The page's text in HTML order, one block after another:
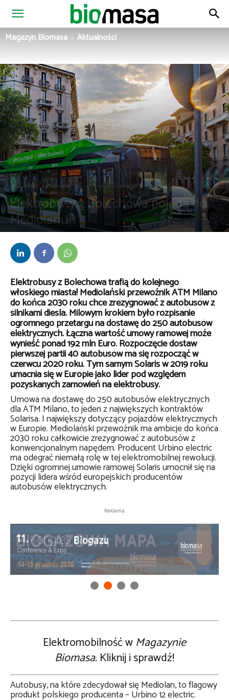
Magazyn
Magazyn Biomasa Aktualności
Aktualności Elektromobilność Wiadomości ze świata
Elektrobusy z Bolechowa pojadą do
Mediolanu
Elektrobusy z Bolechowa trafią do kolejnego
włoskiego miasta! Mediolański przewoźnik ATM Milano
do końca 2030 roku chce zrezygnować z autobusów z
silnikami diesla. Milowym krokiem było rozpisanie
ogromnego przetargu na dostawę do 250 autobusów
elektrycznych. Łączna wartość umowy ramowej może
wynieść ponad 192 mln Euro. Rozpoczęcie dostaw
pierwszej partii 40 autobusów ma się rozpocząć w
czerwcu 2020 roku. Tym samym Solaris w 2019 roku
umacnia się w Europie jako lider pod względem
pozyskanych zamówień na elektrobusy.
Umowa na dostawę do 250 autobusów elektrycznych
dla ATM Milano, to jeden z największych kontraktów
Solarisa. I największy dotyczący pojazdów elektrycznych
w Europie. Mediolański przewoźnik ma ambicje do końca
2030 roku całkowicie zrezygnować z autobusów z
konwencjonalnym napędem. Producent Urbino electric
ma odegrać niemałą rolę w tej elektromobilnej rewolucji.
Dzięki ogromnej umowie ramowej Solaris umocnił się na
pozycji lidera wśród europejskich producentów
autobusów elektrycznych.
Reklama
Elektromobilność wMagazynie
Biomasa.Kliknij i sprawdź!
Autobusy, na które zdecydował się Mediolan, to flagowy
produkt polskiego producenta – Urbino 12 electric.